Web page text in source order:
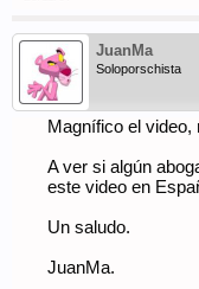
JuanMa
Soloporschista
Magnífico el video,
A ver si algún
este video en
Un saludo.
JuanMa.